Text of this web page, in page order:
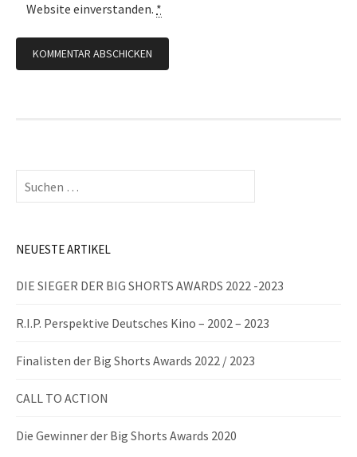
Website einverstanden. *
Suchen
nach:
NEUESTE ARTIKEL
DIE SIEGER DER BIG SHORTS AWARDS 2022 -2023
R.I.P. Perspektive Deutsches Kino – 2002 – 2023
Finalisten der Big Shorts Awards 2022 / 2023
CALL TO ACTION
Die Gewinner der Big Shorts Awards 2020